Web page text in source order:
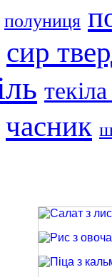
полуниця
сир
часник